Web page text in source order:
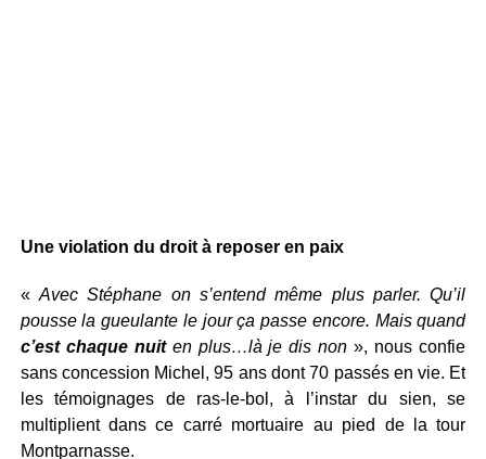
Une violation du droit à reposer en paix
« Avec Stéphane on s’entend même plus parler. Qu’il
pousse la gueulante le jour ça passe encore. Mais quand
c’est chaque nuiten plus…là je dis non », nous confie
sans concession Michel, 95 ans dont 70 passés en vie. Et
les témoignages de ras-le-bol, à l’instar du sien, se
multiplient dans ce carré mortuaire au pied de la tour
Montparnasse.